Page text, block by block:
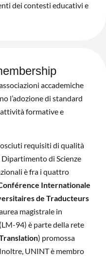
dei contesti educativi e
accademiche
l’adozione di standard
formative e
requisiti di qualità
di Scienze
è fra i quattro
Internationale
de Traducteurs
magistrale in
94) è parte della rete
) promossa
UNINT è membro